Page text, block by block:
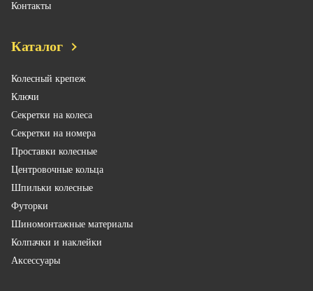
Контакты
Каталог
Колесный крепеж
Ключи
Секретки на колеса
Секретки на номера
Проставки колесные
Центровочные кольца
Шпильки колесные
Футорки
Шиномонтажные материалы
Колпачки и наклейки
Аксессуары